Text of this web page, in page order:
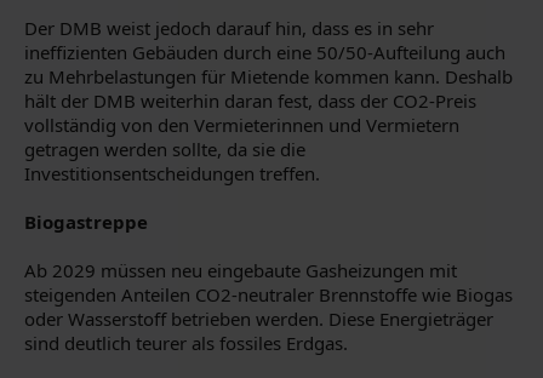
Der DMB weist jedoch darauf hin, dass es in sehr
ineffizienten Gebäuden durch eine 50/50-Aufteilung auch
zu Mehrbelastungen für Mietende kommen kann. Deshalb
hält der DMB weiterhin daran fest, dass der CO2-Preis
vollständig von den Vermieterinnen und Vermietern
getragen werden sollte, da sie die
Investitionsentscheidungen treffen.
Biogastreppe
Ab 2029 müssen neu eingebaute Gasheizungen mit
steigenden Anteilen CO2-neutraler Brennstoffe wie Biogas
oder Wasserstoff betrieben werden. Diese Energieträger
sind deutlich teurer als fossiles Erdgas.